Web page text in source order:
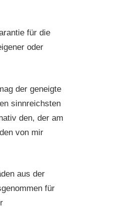
für die
oder
der geneigte
sinnreichsten
den, der am
von mir
aus der
für